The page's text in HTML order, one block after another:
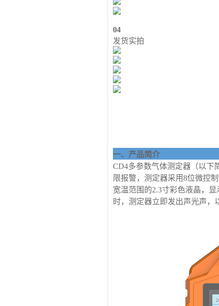
04
发货实拍
一、产品简介
CD4多参数气体测定器（以下
限报警，测定器采用8位微控
宽温范围的2.3寸彩色液晶，
时，测定器立即发出声光声，